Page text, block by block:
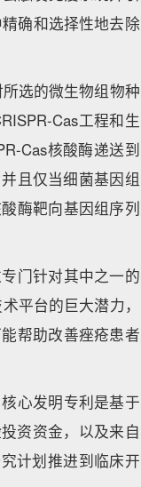
确和选择性地去除
选的微生物组物种
Cas工程和生
Cas核酸酶递送到
且仅当细菌基因组
酶靶向基因组序列
门针对其中之一的
平台的巨大潜力，
帮助改善痤疮患者
心发明专利是基于
资资金，以及来自
计划推进到临床开